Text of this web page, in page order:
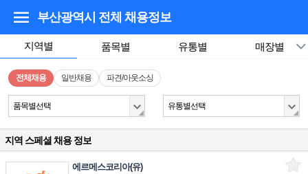
부산광역시 전체 채용정보
지역별 품목별 유통별 매장별
전체채용 일반채용 파견/아웃소싱
품목별선택 유통별선택
지역 스페셜 채용 정보
에르메스코리아(유)